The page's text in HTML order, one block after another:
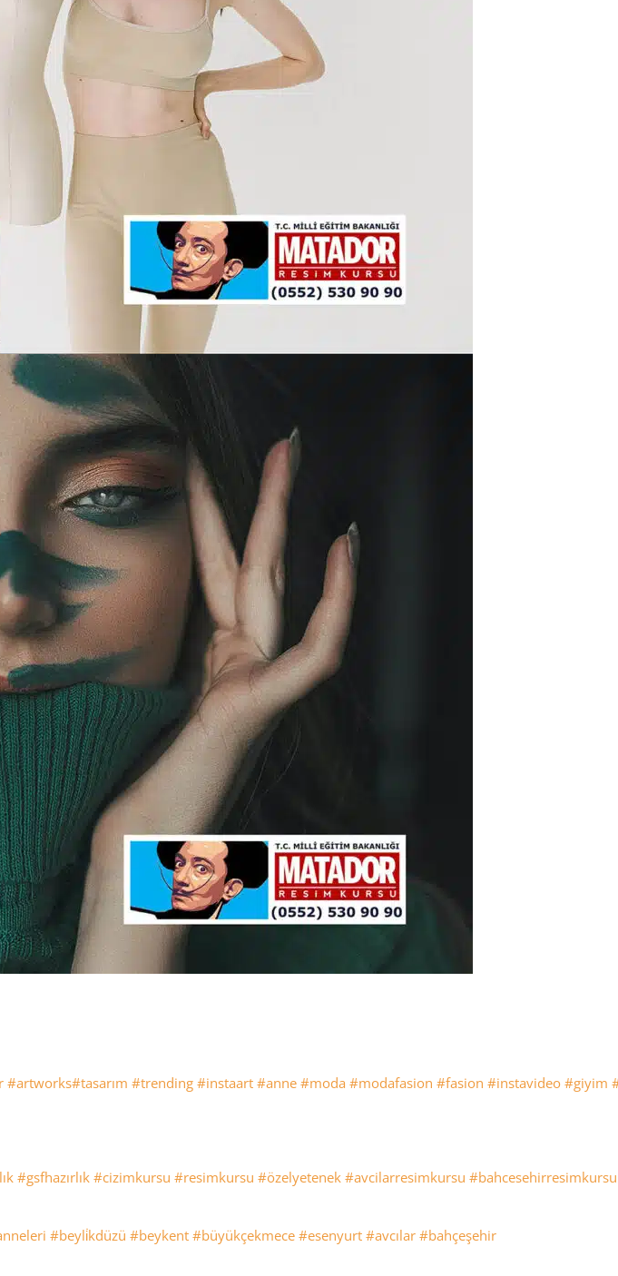
#artworks#tasarım #trending #instaart #anne #moda #modafasion #fasion #instavideo #giyim
#gsfhazırlık #cizimkursu #resimkursu #özelyetenek #avcilarresimkursu #bahcesehirresimkursu
#beyli̇kdüzü #beykent #büyükçekmece #esenyurt #avcılar #bahçeşehir